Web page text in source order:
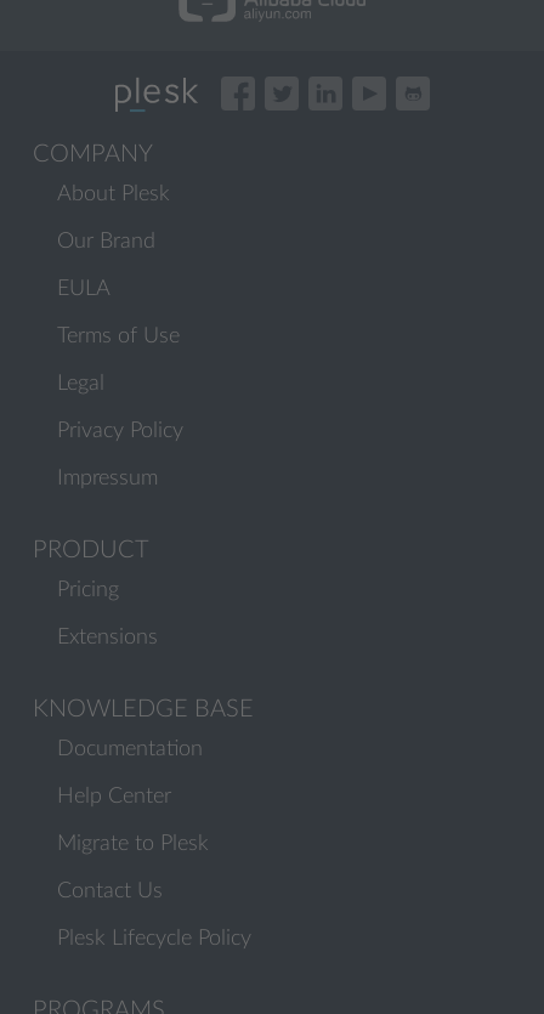
COMPANY
About Plesk
Our Brand
EULA
Terms of Use
Legal
Privacy Policy
Impressum
PRODUCT
Pricing
Extensions
KNOWLEDGE BASE
Documentation
Help Center
Migrate to Plesk
Contact Us
Plesk Lifecycle Policy